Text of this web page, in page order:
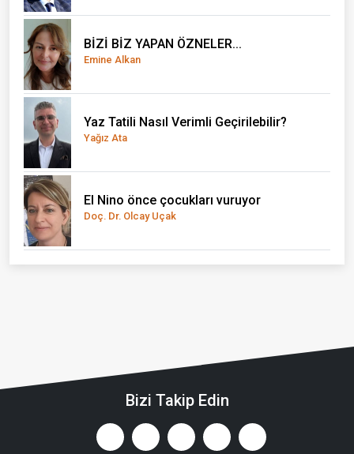
BİZİ BİZ YAPAN ÖZNELER...
Emine Alkan
Yaz Tatili Nasıl Verimli Geçirilebilir?
Yağız Ata
El Nino önce çocukları vuruyor
Doç. Dr. Olcay Uçak
Bizi Takip Edin